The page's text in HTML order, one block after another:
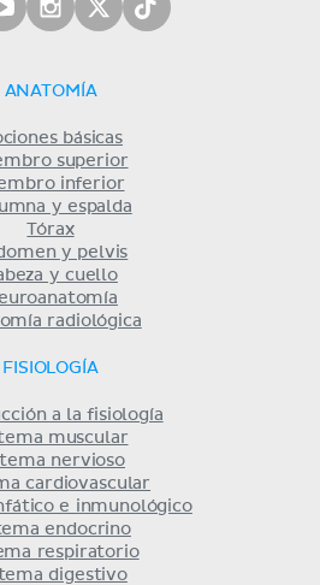
ANATOMÍA
básicas
superior
inferior
y espalda
Tórax
y pelvis
y cuello
radiológica
FISIOLOGÍA
a la fisiología
muscular
nervioso
cardiovascular
e inmunológico
endocrino
respiratorio
digestivo